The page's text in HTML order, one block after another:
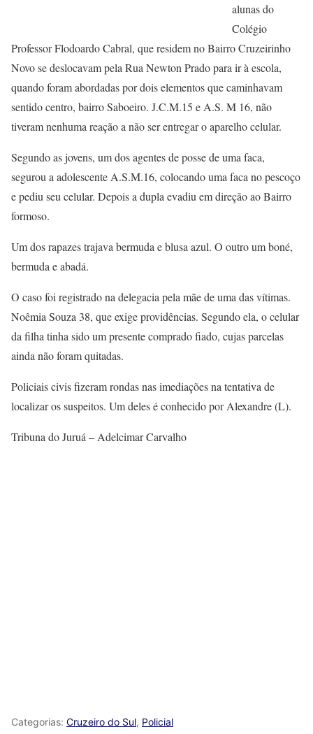
alunas do
Colégio
Professor Flodoardo Cabral, que residem no Bairro Cruzeirinho
Novo se deslocavam pela Rua Newton Prado para ir à escola,
quando foram abordadas por dois elementos que caminhavam
sentido centro, bairro Saboeiro. J.C.M.15 e A.S. M 16, não
tiveram nenhuma reação a não ser entregar o aparelho celular.
Segundo as jovens, um dos agentes de posse de uma faca,
segurou a adolescente A.S.M.16, colocando uma faca no pescoço
e pediu seu celular. Depois a dupla evadiu em direção ao Bairro
formoso.
Um dos rapazes trajava bermuda e blusa azul. O outro um boné,
bermuda e abadá.
O caso foi registrado na delegacia pela mãe de uma das vítimas.
Noêmia Souza 38, que exige providências. Segundo ela, o celular
da filha tinha sido um presente comprado fiado, cujas parcelas
ainda não foram quitadas.
Policiais civis fizeram rondas nas imediações na tentativa de
localizar os suspeitos. Um deles é conhecido por Alexandre (L).
Tribuna do Juruá – Adelcimar Carvalho
Categorias: Cruzeiro do Sul, Policial